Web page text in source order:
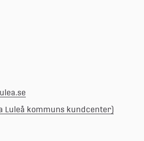
Luleå kommuns kundcenter)